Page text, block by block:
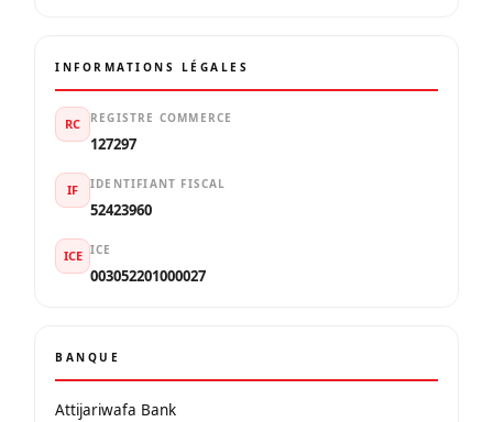
INFORMATIONS LÉGALES
RC REGISTRE COMMERCE
127297
IF IDENTIFIANT FISCAL
52423960
ICE ICE
003052201000027
BANQUE
Attijariwafa Bank